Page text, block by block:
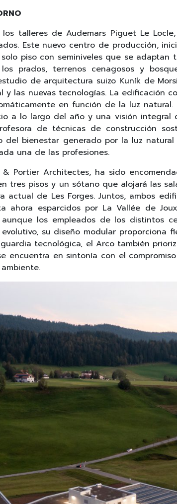
talleres de Audemars Piguet Le
Este nuevo centro de producción,
piso con seminiveles que se
prados, terrenos cenagosos y
de arquitectura suizo Kuník de
las nuevas tecnologías. La edificación
en función de la luz
a lo largo del año y una visión integral
de técnicas de construcción
del bienestar generado por la luz
una de las profesiones.
Portier Architectes, ha sido
pisos y un sótano que alojará las
de Les Forges. Juntos, ambos
esparcidos por La Vallée de
los empleados de los distintos
su diseño modular proporciona
tecnológica, el Arco también
encuentra en sintonía con el